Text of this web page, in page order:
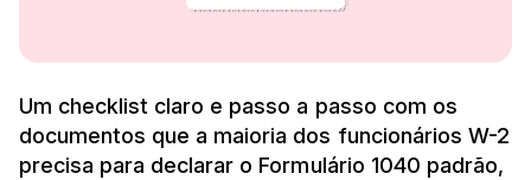
Um checklist claro e passo a passo com os
documentos que a maioria dos funcionários W-2
precisa para declarar o Formulário 1040 padrão,